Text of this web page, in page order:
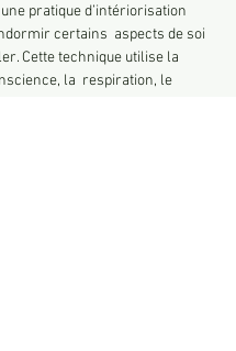
pratique d’intériorisation
certains  aspects de soi
Cette technique utilise la
la  respiration, le